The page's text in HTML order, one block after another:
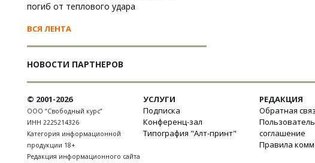
погиб от теплового удара
ВСЯ ЛЕНТА
НОВОСТИ ПАРТНЕРОВ
© 2001-2026
ООО “Свободный курс”
ИНН 2225214326
Категория информационной
продукции 18+
Редакция информационного сайта
УСЛУГИ
Подписка
Конференц-зал
Типография "Алт-принт"
РЕДАКЦИЯ
Обратная
соглашение
Правила